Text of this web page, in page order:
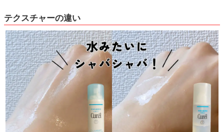
テクスチャーの違い